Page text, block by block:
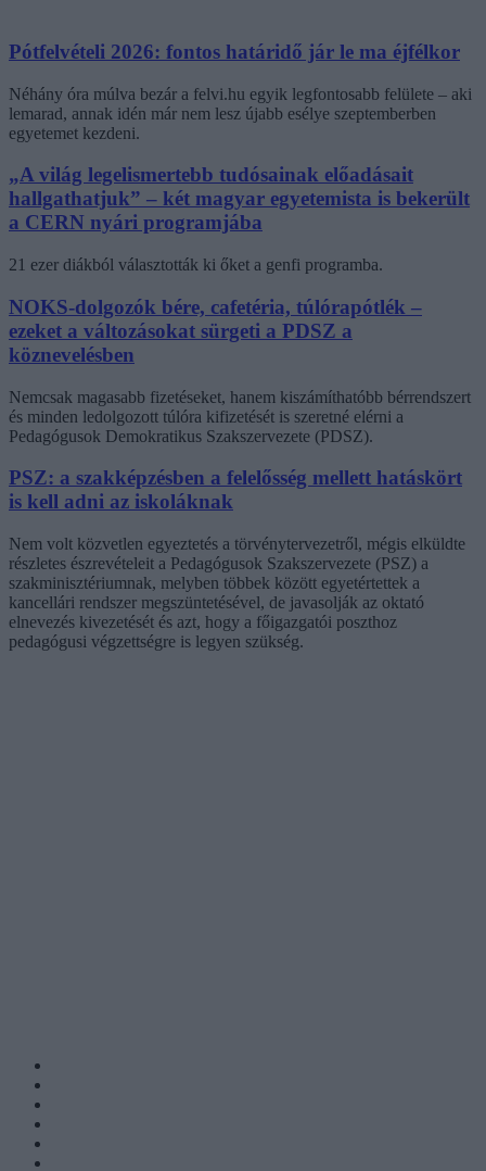
Pótfelvételi 2026: fontos határidő jár le ma éjfélkor
Néhány óra múlva bezár a felvi.hu egyik legfontosabb felülete – aki
lemarad, annak idén már nem lesz újabb esélye szeptemberben
egyetemet kezdeni.
„A világ legelismertebb tudósainak előadásait
hallgathatjuk” – két magyar egyetemista is bekerült
a CERN nyári programjába
21 ezer diákból választották ki őket a genfi programba.
NOKS-dolgozók bére, cafetéria, túlórapótlék –
ezeket a változásokat sürgeti a PDSZ a
köznevelésben
Nemcsak magasabb fizetéseket, hanem kiszámíthatóbb bérrendszert
és minden ledolgozott túlóra kifizetését is szeretné elérni a
Pedagógusok Demokratikus Szakszervezete (PDSZ).
PSZ: a szakképzésben a felelősség mellett hatáskört
is kell adni az iskoláknak
Nem volt közvetlen egyeztetés a törvénytervezetről, mégis elküldte
részletes észrevételeit a Pedagógusok Szakszervezete (PSZ) a
szakminisztériumnak, melyben többek között egyetértettek a
kancellári rendszer megszüntetésével, de javasolják az oktató
elnevezés kivezetését és azt, hogy a főigazgatói poszthoz
pedagógusi végzettségre is legyen szükség.